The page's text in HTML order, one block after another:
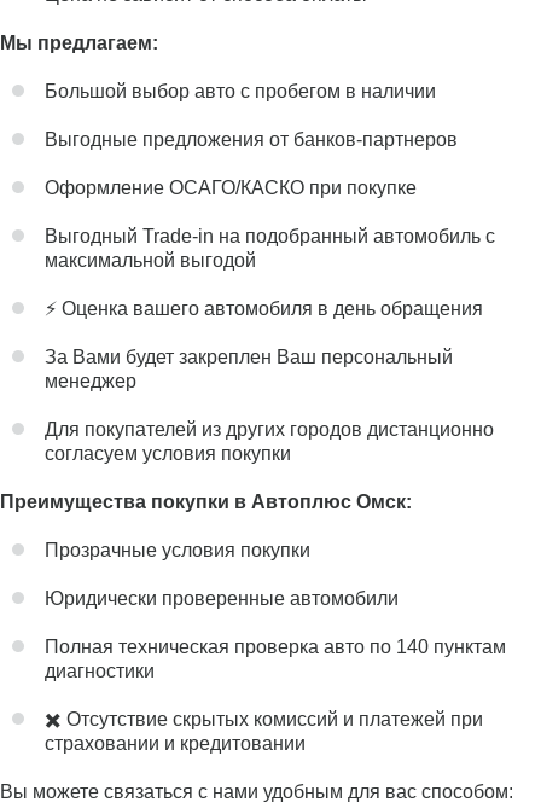
Мы предлагаем:
Большой выбор авто с пробегом в наличии
Выгодные предложения от банков-партнеров
Оформление ОСАГО/КАСКО при покупке
Выгодный Trade-in на подобранный автомобиль с
максимальной выгодой
⚡️ Оценка вашего автомобиля в день обращения
За Вами будет закреплен Ваш персональный
менеджер
Для покупателей из других городов дистанционно
согласуем условия покупки
Преимущества покупки в Автоплюс Омск:
Прозрачные условия покупки
Юридически проверенные автомобили
Полная техническая проверка авто по 140 пунктам
диагностики
✖️ Отсутствие скрытых комиссий и платежей при
страховании и кредитовании
Вы можете связаться с нами удобным для вас способом: